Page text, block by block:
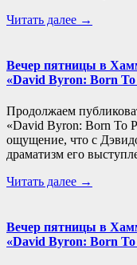
Читать далее →
Вечер пятницы в
«David Byron: Born
Продолжаем
«David Byron: Born To
ощущение, что с
драматизм его
Читать далее →
Вечер пятницы в
«David Byron: Born